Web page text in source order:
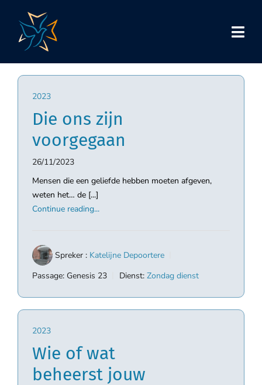
content
2023
Die ons zijn
voorgegaan
26/11/2023
Mensen die een geliefde hebben moeten afgeven,
weten het… de [...]
Continue reading...
Spreker : Katelijne Depoortere
Passage: Genesis 23 Dienst: Zondag dienst
2023
Wie of wat
beheerst jouw